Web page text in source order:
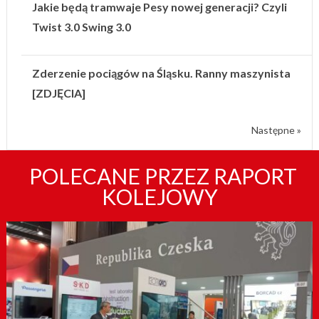
Jakie będą tramwaje Pesy nowej generacji? Czyli
Twist 3.0 Swing 3.0
Zderzenie pociągów na Śląsku. Ranny maszynista
[ZDJĘCIA]
Następne »
POLECANE PRZEZ RAPORT
KOLEJOWY